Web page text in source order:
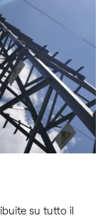
su tutto il